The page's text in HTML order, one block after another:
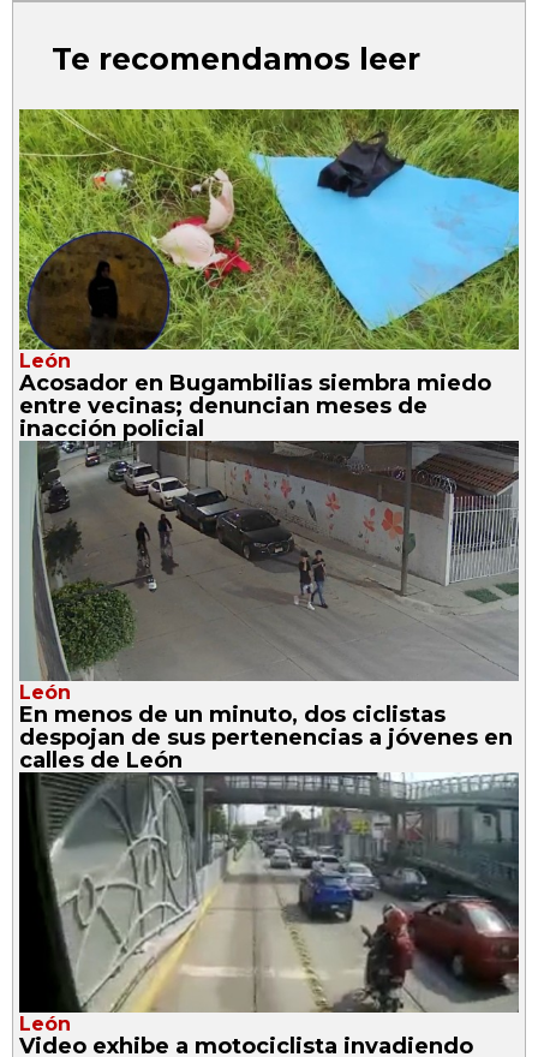
Te recomendamos leer
León
Acosador en Bugambilias siembra miedo
entre vecinas; denuncian meses de
inacción policial
León
En menos de un minuto, dos ciclistas
despojan de sus pertenencias a jóvenes en
calles de León
León
Video exhibe a motociclista invadiendo